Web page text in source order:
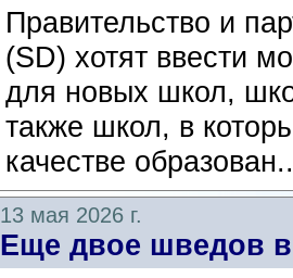
Правительство и
(SD) хотят ввести
для новых школ,
также школ, в
качестве
13 мая 2026 г.
Еще двое шведов